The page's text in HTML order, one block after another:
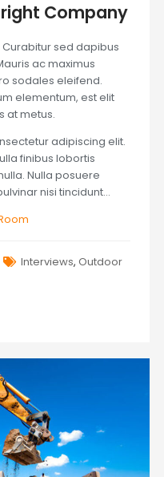
Company
sed dapibus
ac maximus
sodales eleifend.
elementum, est elit
at metus.
adipiscing elit.
finibus lobortis
Nulla posuere
nisi tincidunt…
Interviews, Outdoor